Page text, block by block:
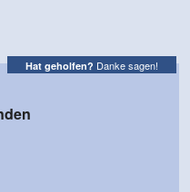
Hat geholfen? Danke sagen!